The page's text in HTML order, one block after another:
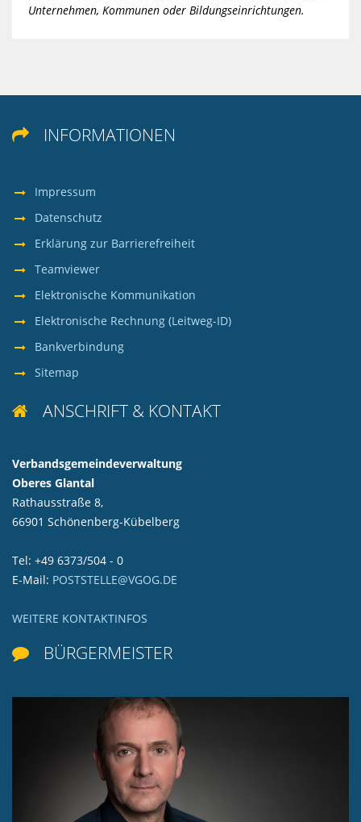
Unternehmen, Kommunen oder Bildungseinrichtungen.
 INFORMATIONEN
Impressum
Datenschutz
Erklärung zur Barrierefreiheit
Teamviewer
Elektronische Kommunikation
Elektronische Rechnung (Leitweg-ID)
Bankverbindung
Sitemap
 ANSCHRIFT & KONTAKT
Verbandsgemeindeverwaltung
Oberes Glantal
Rathausstraße 8,
66901 Schönenberg-Kübelberg
Tel: +49 6373/504 - 0
E-Mail: POSTSTELLE@VGOG.DE
WEITERE KONTAKTINFOS
 BÜRGERMEISTER